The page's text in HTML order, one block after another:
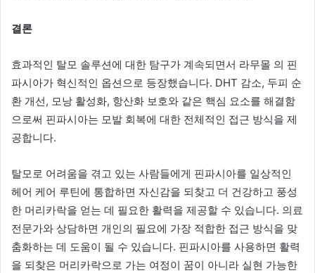
결론
효과적인 탈모 솔루션에 대한 탐구가 계속되면서 라무몰 의 핀
파시아가 혁신적인 옵션으로 등장했습니다. DHT 감소, 두피 순
환 개선, 모낭 활성화, 항산화 보호와 같은 핵심 요소를 해결함
으로써 핀파시아는 모발 회복에 대한 전체적인 접근 방식을 제
공합니다.
탈모로 어려움을 겪고 있는 사람들에게 핀파시아를 일상적인
헤어 케어 루틴에 통합하면 자신감을 되찾고 더 건강하고 풍성
한 머리카락을 얻는 데 필요한 활력을 제공할 수 있습니다. 의료
전문가와 상담하면 개인의 필요에 가장 적합한 접근 방식을 맞
춤화하는 데 도움이 될 수 있습니다. 핀파시아를 사용하면 활력
을 되찾은 머리카락으로 가는 여정이 꿈이 아니라 실현 가능한